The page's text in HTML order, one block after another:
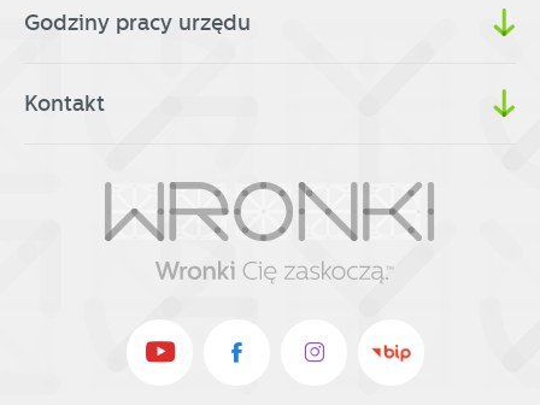
Godziny pracy urzędu
Kontakt